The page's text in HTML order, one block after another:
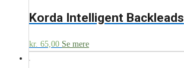
Korda Intelligent Backleads
kr. 65,00 Se mere